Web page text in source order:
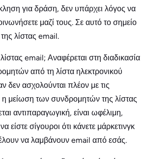
για δράση, δεν υπάρχει λόγος να
μαζί τους. Σε αυτό το σημείο
λίστας email.
email; Αναφέρεται στη διαδικασία
από τη λίστα ηλεκτρονικού
δεν ασχολούνται πλέον με τις
η μείωση των συνδρομητών της λίστας
αντιπαραγωγική, είναι ωφέλιμη,
είστε σίγουροι ότι κάνετε μάρκετινγκ
να λαμβάνουν email από εσάς.